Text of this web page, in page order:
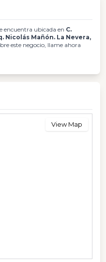
encuentra ubicada en C.
Nicolás Mañón. La Nevera,
este negocio, llame ahora
View Map